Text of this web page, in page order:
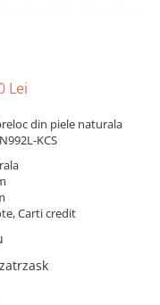
Lei
din piele naturala
KCS
Carti credit
zatrzask